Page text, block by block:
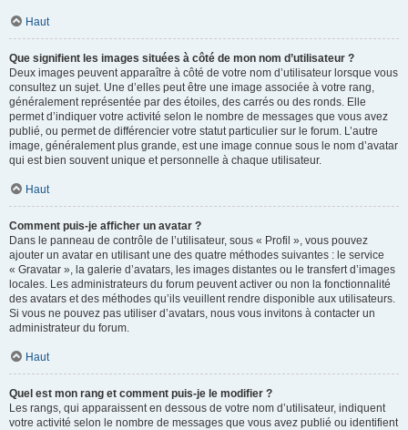
Haut
Que signifient les images situées à côté de mon nom d’utilisateur ?
Deux images peuvent apparaître à côté de votre nom d’utilisateur lorsque vous
consultez un sujet. Une d’elles peut être une image associée à votre rang,
généralement représentée par des étoiles, des carrés ou des ronds. Elle
permet d’indiquer votre activité selon le nombre de messages que vous avez
publié, ou permet de différencier votre statut particulier sur le forum. L’autre
image, généralement plus grande, est une image connue sous le nom d’avatar
qui est bien souvent unique et personnelle à chaque utilisateur.
Haut
Comment puis-je afficher un avatar ?
Dans le panneau de contrôle de l’utilisateur, sous « Profil », vous pouvez
ajouter un avatar en utilisant une des quatre méthodes suivantes : le service
« Gravatar », la galerie d’avatars, les images distantes ou le transfert d’images
locales. Les administrateurs du forum peuvent activer ou non la fonctionnalité
des avatars et des méthodes qu’ils veuillent rendre disponible aux utilisateurs.
Si vous ne pouvez pas utiliser d’avatars, nous vous invitons à contacter un
administrateur du forum.
Haut
Quel est mon rang et comment puis-je le modifier ?
Les rangs, qui apparaissent en dessous de votre nom d’utilisateur, indiquent
votre activité selon le nombre de messages que vous avez publié ou identifient